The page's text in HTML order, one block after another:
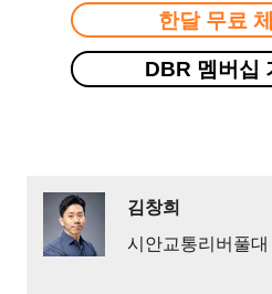
한달 무료
DBR 멤버십
김창희
시안교통리버풀